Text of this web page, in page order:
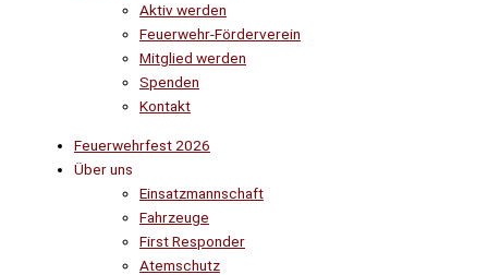
Aktiv werden
Feuerwehr-Förderverein
Mitglied werden
Spenden
Kontakt
Feuerwehrfest 2026
Über uns
Einsatzmannschaft
Fahrzeuge
First Responder
Atemschutz